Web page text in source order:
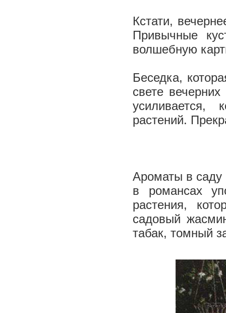
Кстати,
Привычные
волшебную
Беседка,
свете
усиливается,
растений.
Ароматы в саду
в романсах
растения,
садовый
табак, томный